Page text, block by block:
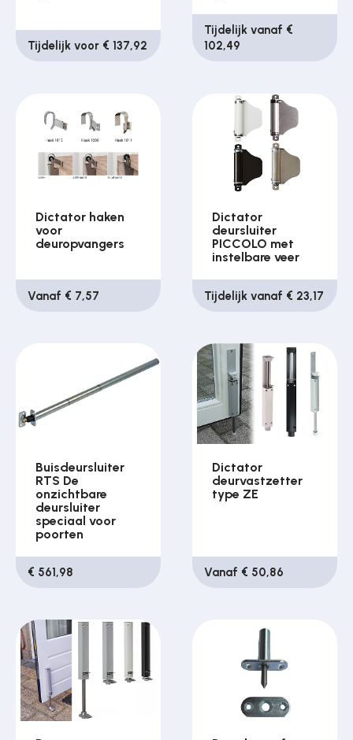
Tijdelijk voor € 137,92
Tijdelijk vanaf €
102,49
Dictator haken
voor
deuropvangers
Vanaf € 7,57
Dictator
deursluiter
PICCOLO met
instelbare veer
Tijdelijk vanaf € 23,17
Buisdeursluiter
RTS De
onzichtbare
deursluiter
speciaal voor
poorten
€ 561,98
Dictator
deurvastzetter
type ZE
Vanaf € 50,86